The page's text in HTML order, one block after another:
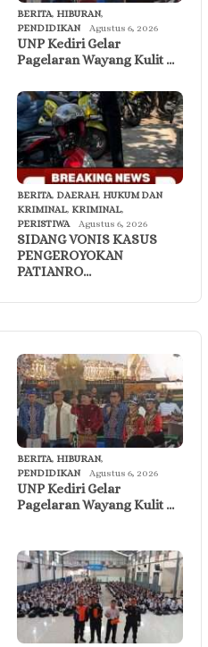
BERITA, HIBURAN,
PENDIDIKAN
Agustus 6, 2026
UNP Kediri Gelar
Pagelaran Wayang Kulit …
BERITA, DAERAH, HUKUM DAN
KRIMINAL, KRIMINAL,
PERISTIWA
Agustus 6, 2026
SIDANG VONIS KASUS
PENGEROYOKAN
PATIANRO…
BERITA, HIBURAN,
PENDIDIKAN
Agustus 6, 2026
UNP Kediri Gelar
Pagelaran Wayang Kulit …